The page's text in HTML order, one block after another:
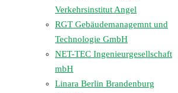
Verkehrsinstitut Angel
RGT Gebäudemanagemnt und
Technologie GmbH
NET-TEC Ingenieurgesellschaft
mbH
Linara Berlin Brandenburg